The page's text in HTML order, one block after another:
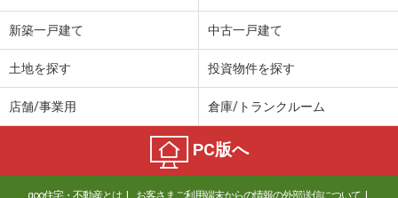
新築一戸建て 中古一戸建て
土地を探す 投資物件を探す
店舗/事業用 倉庫/トランクルーム
PC版へ
goo住宅・不動産とは お客さまご利用端末からの情報の外部送信について